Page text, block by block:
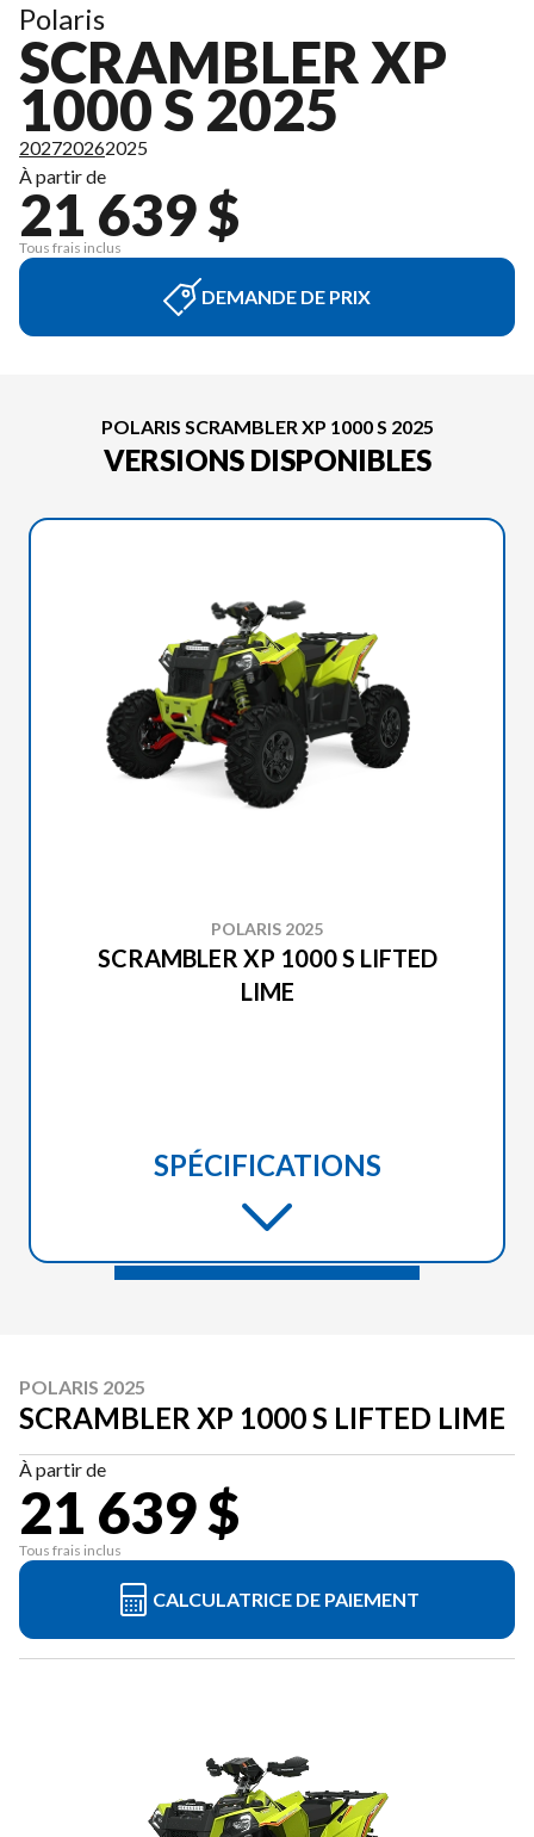
Polaris
SCRAMBLER XP
1000 S 2025
202720262025
À partir de
21 639 $
Tous frais inclus
DEMANDE DE PRIX
POLARIS SCRAMBLER XP 1000 S 2025
VERSIONS DISPONIBLES
POLARIS 2025
SCRAMBLER XP 1000 S LIFTED
LIME
SPÉCIFICATIONS
POLARIS 2025
SCRAMBLER XP 1000 S LIFTED LIME
À partir de
21 639 $
Tous frais inclus
CALCULATRICE DE PAIEMENT